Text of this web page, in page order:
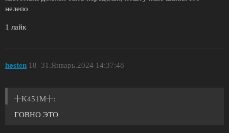
нелепо
1 лайк
høsten 31.Январь.2024 14:37:48
18
十K451M十:
ГОВНО ЭТО